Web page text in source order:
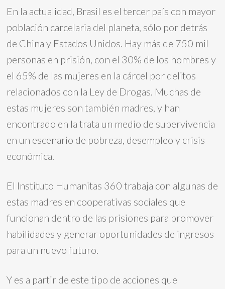
En la actualidad, Brasil es el tercer país con mayor
población carcelaria del planeta, sólo por detrás
de China y Estados Unidos. Hay más de 750 mil
personas en prisión, con el 30% de los hombres y
el 65% de las mujeres en la cárcel por delitos
relacionados con la Ley de Drogas. Muchas de
estas mujeres son también madres, y han
encontrado en la trata un medio de supervivencia
en un escenario de pobreza, desempleo y crisis
económica.
El Instituto Humanitas 360 trabaja con algunas de
estas madres en cooperativas sociales que
funcionan dentro de las prisiones para promover
habilidades y generar oportunidades de ingresos
para un nuevo futuro.
Y es a partir de este tipo de acciones que